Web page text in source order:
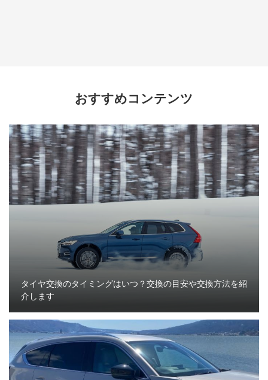
おすすめコンテンツ
タイヤ交換のタイミングはいつ？交換の目安や交換方法を紹
介します